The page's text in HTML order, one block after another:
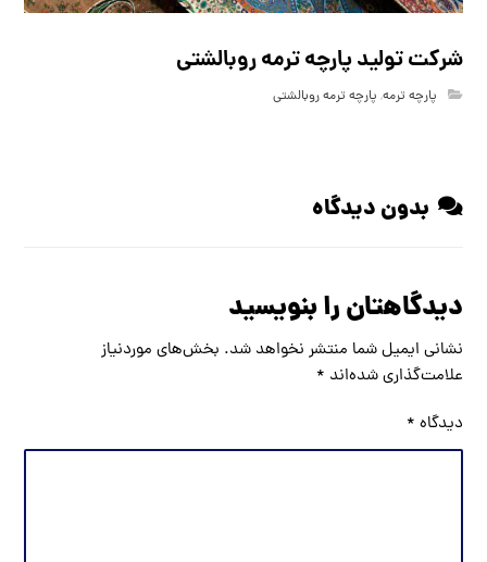
شرکت تولید پارچه ترمه روبالشتی
پارچه ترمه, پارچه ترمه روبالشتی
بدون دیدگاه
دیدگاهتان را بنویسید
نشانی ایمیل شما منتشر نخواهد شد. بخش‌های موردنیاز
علامت‌گذاری شده‌اند *
دیدگاه *